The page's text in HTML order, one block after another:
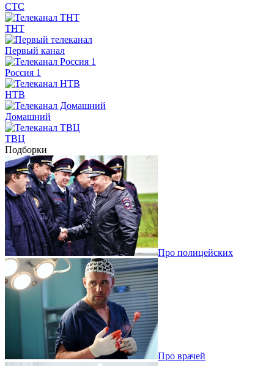
СТС
ТНТ
Первый канал
Россия 1
НТВ
Домашний
ТВЦ
Подборки
Про полицейских
Про врачей